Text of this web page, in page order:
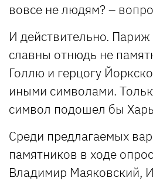
вовсе не людям? –
И действительно.
славны отнюдь не
Голлю и герцогу
иными символами.
символ подошел бы
Среди предлагаемых
памятников в ходе
Владимир Маяковский,